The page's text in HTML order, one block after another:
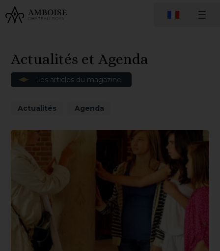
Actualités et Agenda
Les articles du magazine
Actualités Agenda